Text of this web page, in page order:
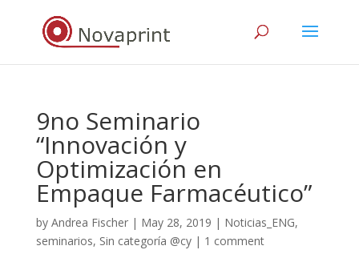
9no Seminario
“Innovación y
Optimización en
Empaque Farmacéutico”
by Andrea Fischer| May 28, 2019 | Noticias_ENG,
seminarios, Sin categoría @cy| 1 comment